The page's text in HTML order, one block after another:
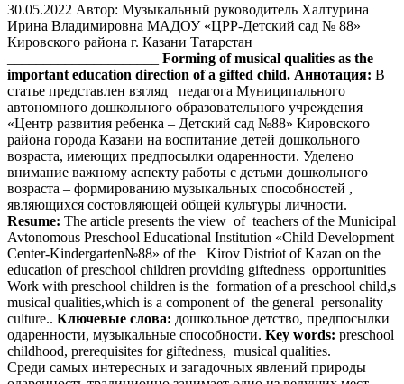
30.05.2022 Автор: Музыкальный руководитель Халтурина
Ирина Владимировна МАДОУ «ЦРР-Детский сад № 88»
Кировского района г. Казани Татарстан
Forming of musical qualities as the
important education direction of a gifted child. Аннотация: В
статье представлен взгляд педагога Муниципального
автономного дошкольного образовательного учреждения
«Центр развития ребенка – Детский сад №88» Кировского
района города Казани на воспитание детей дошкольного
возраста, имеющих предпосылки одаренности. Уделено
внимание важному аспекту работы с детьми дошкольного
возраста – формированию музыкальных способностей ,
являющихся состовляющей общей культуры личности.
Resume: The article presents the view of teachers of the Municipal
Avtonоmous Preschool Educational Institution «Child Development
Center-Kindergarten№88» of the Kirov Distriot of Kazan on the
education of preschool children providing giftedness opportunities
Work with preschool children is the formation of a preschool child,s
musical qualities,which is a component of the general personality
culture.. Ключевые слова: дошкольное детство, предпосылки
одаренности, музыкальные способности. Key words: preschool
childhood, prerequisites for giftedness, musical qualities.
Среди самых интересных и загадочных явлений природы